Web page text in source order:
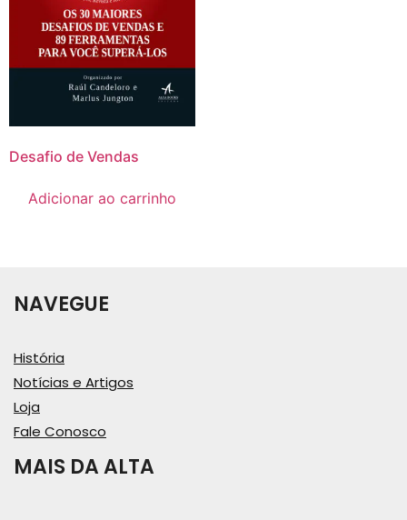
Desafio de Vendas
Adicionar ao carrinho
NAVEGUE
História
Notícias e Artigos
Loja
Fale Conosco
MAIS DA ALTA